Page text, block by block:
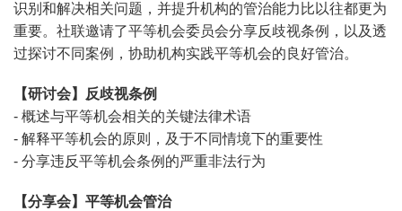
识别和解决相关问题，并提升机构的管治能力比以往都更为
重要。社联邀请了平等机会委员会分享反歧视条例，以及透
过探讨不同案例，协助机构实践平等机会的良好管治。
【研讨会】反歧视条例
- 概述与平等机会相关的关键法律术语
- 解释平等机会的原则，及于不同情境下的重要性
- 分享违反平等机会条例的严重非法行为
【分享会】平等机会管治